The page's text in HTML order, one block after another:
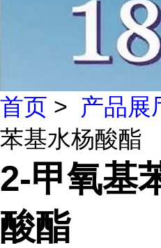
首页 > 产品展
苯基水杨酸酯
2-甲氧基
酸酯